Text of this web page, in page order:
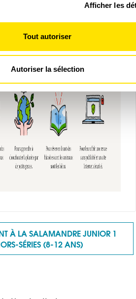
de personnaliser le contenu et
site avec nos partenaires de médias
qui peuvent combiner celles-ci
leur avez fournies ou qu'ils ont
Afficher les
Tout autoriser
Autoriser la sélection
numéros + 2 hors-séries + 6
À LA SALAMANDRE JUNIOR 1
SÉRIES (8-12 ANS)